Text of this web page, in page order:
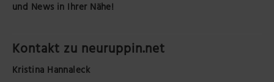
und News in Ihrer Nähe!
Kontakt zu neuruppin.net
Kristina Hannaleck